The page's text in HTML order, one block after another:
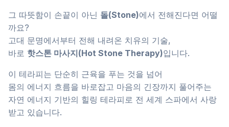
그 따뜻함이 손끝이 아닌 돌(Stone)에서 전해진다면 어떨
까요?
고대 문명에서부터 전해 내려온 치유의 기술,
바로 핫스톤 마사지(Hot Stone Therapy)입니다.
이 테라피는 단순히 근육을 푸는 것을 넘어
몸의 에너지 흐름을 바로잡고 마음의 긴장까지 풀어주는
자연 에너지 기반의 힐링 테라피로 전 세계 스파에서 사랑
받고 있습니다.